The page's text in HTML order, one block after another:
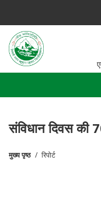
main
content
हेमवती
एक
संविधान दिवस की
मुख्य पृष्ठ रिपोर्ट